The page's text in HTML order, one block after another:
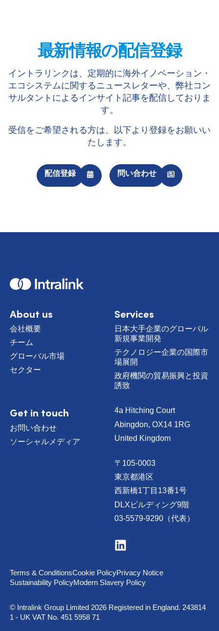
最新情報の配信登録
イントラリンクは、定期的に海外イノベーション・
エコシステムに関するニュースレターや、弊社コン
サルタントによるインサイト記事を配信しておりま
す。
受信をご希望される方は、以下より登録をお願いい
たします。
配信登録 問い合わせ
H
o
About us
会社概要
チーム
グローバル市場
セクター
Services
日本大手企業のグローバル
新規事業開発
テクノロジー企業の国際市
場展開
政府機関の貿易振興と投資
誘致
Get in touch
お問い合わせ
ソーシャルメディア
4a Hitching Court
Abingdon, OX14 1RG
United Kingdom
〒105-0003
東京都港区
西新橋1丁目13番1号
DLXビルディング9階
03-5579-9290（代表）
V
i
t
u
n
L
© Intralink Group Limited 2026 Registered in England. 243814
1 - UK VAT No. 451 5958 71
Terms & ConditionsCookie PolicyPrivacy Notice
Sustainability PolicyModern Slavery Policy